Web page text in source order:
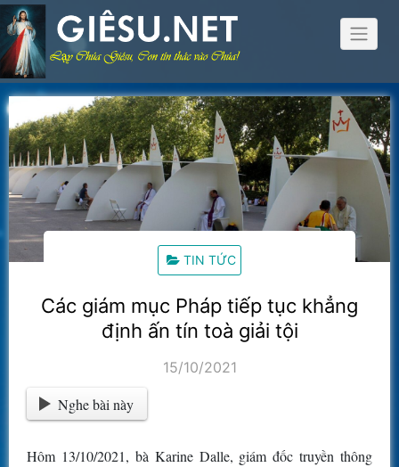
Skip
to
content
TIN TỨC
Các giám mục Pháp tiếp tục khẳng
định ấn tín toà giải tội
15/10/2021
Nghe bài này
Hôm 13/10/2021, bà Karine Dalle, giám đốc truyền thông